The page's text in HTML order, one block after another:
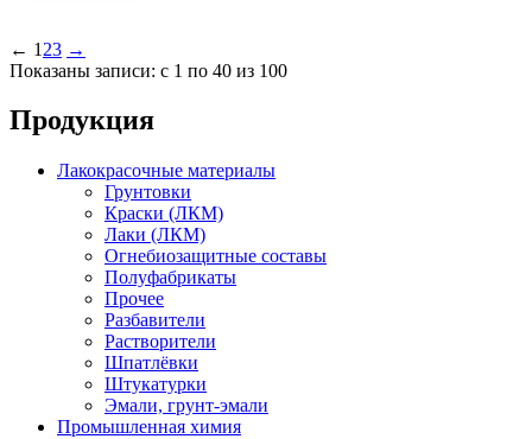
← 1 23 →
Показаны записи: с 1 по 40 из 100
Продукция
Лакокрасочные материалы
Грунтовки
Краски (ЛКМ)
Лаки (ЛКМ)
Огнебиозащитные составы
Полуфабрикаты
Прочее
Разбавители
Растворители
Шпатлёвки
Штукатурки
Эмали, грунт-эмали
Промышленная химия